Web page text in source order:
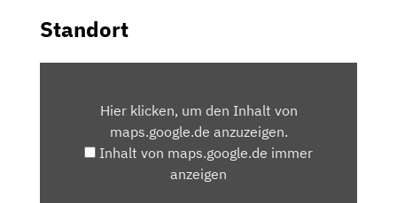
Standort
MAPS.GOOGLE.DEHier klicken, um den Inhalt von
maps.google.de anzuzeigen.
Inhalt von maps.google.de immer
anzeigen